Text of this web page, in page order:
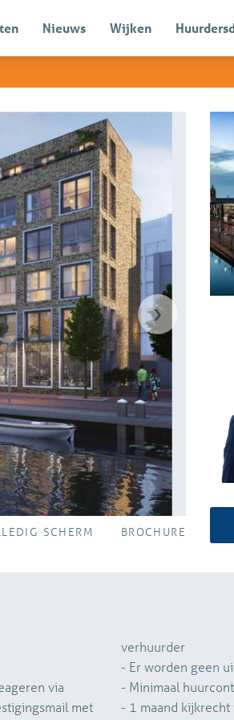
Nieuws Wijken
›
SCHERM BROCHURE
via
met
verhuurder
- Er worden geen
- Minimaal
- 1 maand